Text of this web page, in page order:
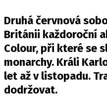
Druhá červnová
Británii každoroční
Colour, při které se
monarchy. Králi
let až v listopadu.
dodržovat.